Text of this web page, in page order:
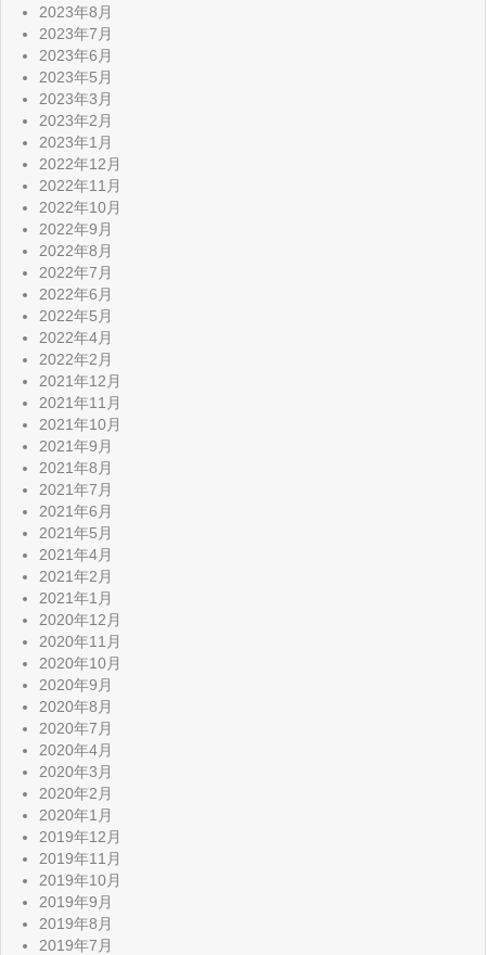
2023年8月
2023年7月
2023年6月
2023年5月
2023年3月
2023年2月
2023年1月
2022年12月
2022年11月
2022年10月
2022年9月
2022年8月
2022年7月
2022年6月
2022年5月
2022年4月
2022年2月
2021年12月
2021年11月
2021年10月
2021年9月
2021年8月
2021年7月
2021年6月
2021年5月
2021年4月
2021年2月
2021年1月
2020年12月
2020年11月
2020年10月
2020年9月
2020年8月
2020年7月
2020年4月
2020年3月
2020年2月
2020年1月
2019年12月
2019年11月
2019年10月
2019年9月
2019年8月
2019年7月